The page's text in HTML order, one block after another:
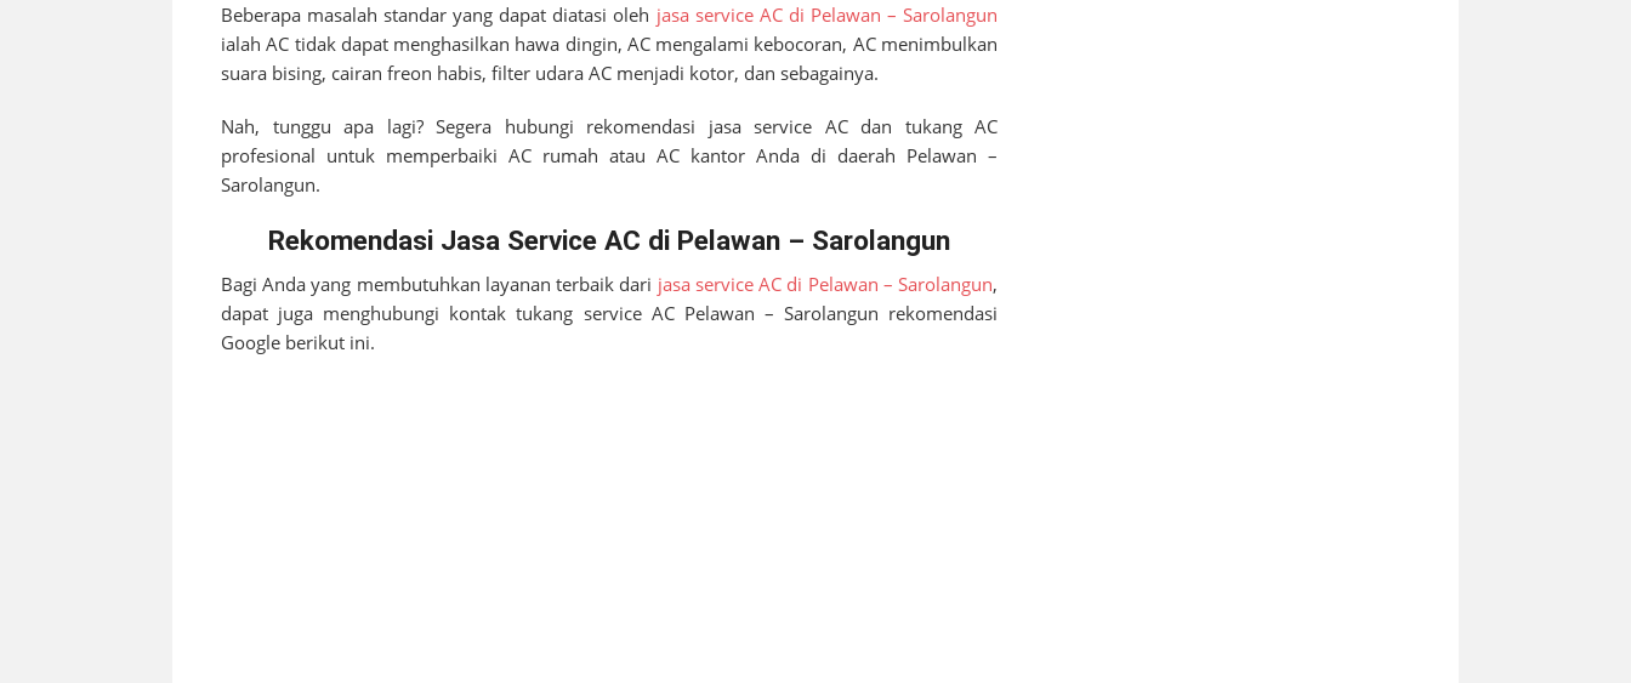
Beberapa masalah standar yang dapat diatasi oleh jasa service AC di Pelawan – Sarolangun
ialah AC tidak dapat menghasilkan hawa dingin, AC mengalami kebocoran, AC menimbulkan
suara bising, cairan freon habis, filter udara AC menjadi kotor, dan sebagainya.
Nah, tunggu apa lagi? Segera hubungi rekomendasi jasa service AC dan tukang AC
profesional untuk memperbaiki AC rumah atau AC kantor Anda di daerah Pelawan –
Sarolangun.
Rekomendasi Jasa Service AC di Pelawan – Sarolangun
Bagi Anda yang membutuhkan layanan terbaik dari jasa service AC di Pelawan – Sarolangun,
dapat juga menghubungi kontak tukang service AC Pelawan – Sarolangun rekomendasi
Google berikut ini.